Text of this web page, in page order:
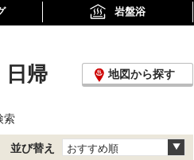
岩盤浴
日帰
地図から探す
索
並び替え おすすめ順